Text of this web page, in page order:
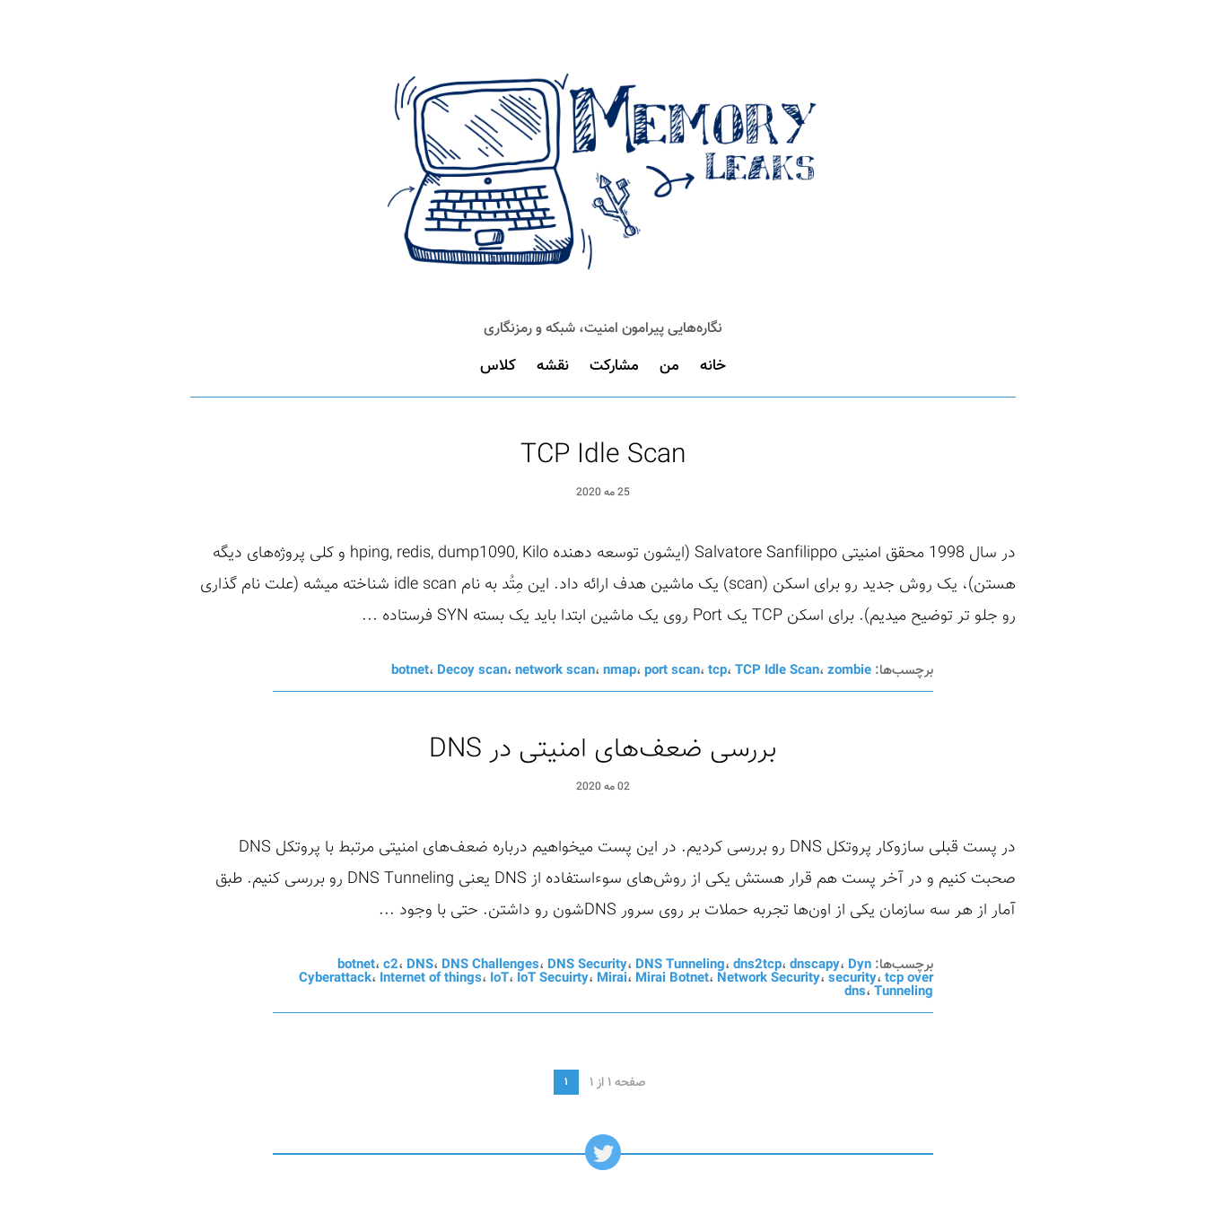
نگاره‌هایی پیرامون امنیت، شبکه و رمزنگاری
خانه من مشارکت نقشه کلاس
TCP Idle Scan
25 مه 2020
در سال 1998 محقق امنیتی Salvatore Sanfilippo (ایشون توسعه دهنده hping, redis, dump1090, Kilo و کلی پروژه‌های دیگه
هستن)، یک روش جدید رو برای اسکن (scan) یک ماشین هدف ارائه داد. این مِتُد به نام idle scan شناخته میشه (علت نام گذاری
رو جلو تر توضیح میدیم). برای اسکن TCP یک Port روی یک ماشین ابتدا باید یک بسته SYN فرستاده ...
برچسب‌ها: botnet، Decoy scan، network scan، nmap، port scan، tcp، TCP Idle Scan، zombie
بررسی ضعف‌های امنیتی در DNS
02 مه 2020
در پست قبلی سازوکار پروتکل DNS رو بررسی کردیم. در این پست میخواهیم درباره ضعف‌های امنیتی مرتبط با پروتکل DNS
صحبت کنیم و در آخر پست هم قرار هستش یکی از روش‌های سوءاستفاده از DNS یعنی DNS Tunneling رو بررسی کنیم. طبق
آمار از هر سه سازمان یکی از اون‌ها تجربه حملات بر روی سرور DNSشون رو داشتن. حتی با وجود ...
برچسب‌ها: botnet، c2، DNS، DNS Challenges، DNS Security، DNS Tunneling، dns2tcp، dnscapy، Dyn
Cyberattack، Internet of things، IoT، IoT Secuirty، Mirai، Mirai Botnet، Network Security، security، tcp over
dns،Tunneling
صفحه 1 از 1 1